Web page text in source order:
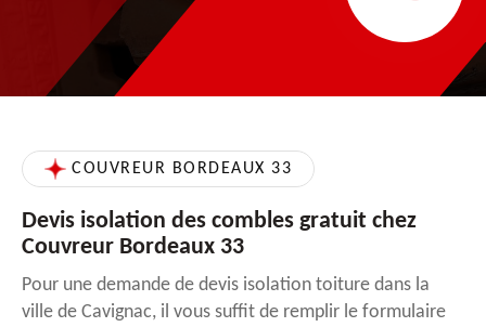
COUVREUR BORDEAUX 33
Devis isolation des combles gratuit chez
Couvreur Bordeaux 33
Pour une demande de devis isolation toiture dans la
ville de Cavignac, il vous suffit de remplir le formulaire